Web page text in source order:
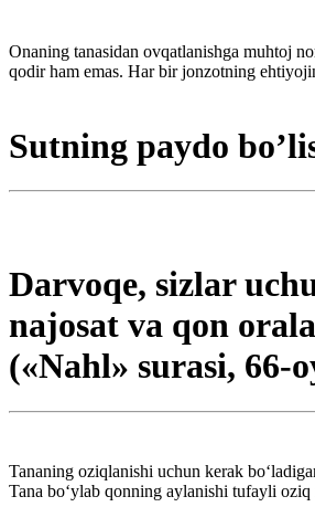
Onaning tanasidan ovqatlanishga muhtoj
qodir ham emas. Har bir jonzotning
Sutning paydo
Darvoqe, sizlar
najosat va qon
(«Nahl» surasi, 66-
Tananing oziqlanishi uchun kerak
Tana bo‘ylab qonning aylanishi tufayli